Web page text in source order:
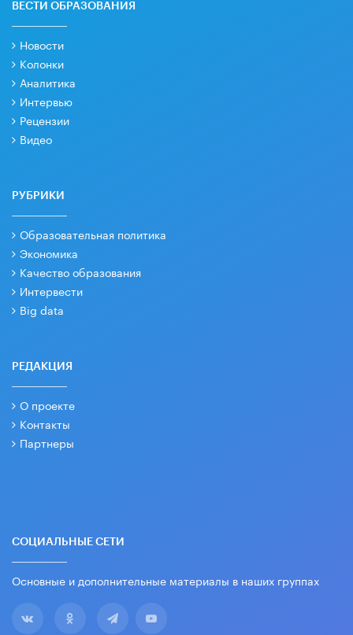
ВЕСТИ ОБРАЗОВАНИЯ
Новости
Колонки
Аналитика
Интервью
Рецензии
Видео
РУБРИКИ
Образовательная политика
Экономика
Качество образования
Интервести
Big data
РЕДАКЦИЯ
О проекте
Контакты
Партнеры
СОЦИАЛЬНЫЕ СЕТИ
Основные и дополнительные материалы в наших группах